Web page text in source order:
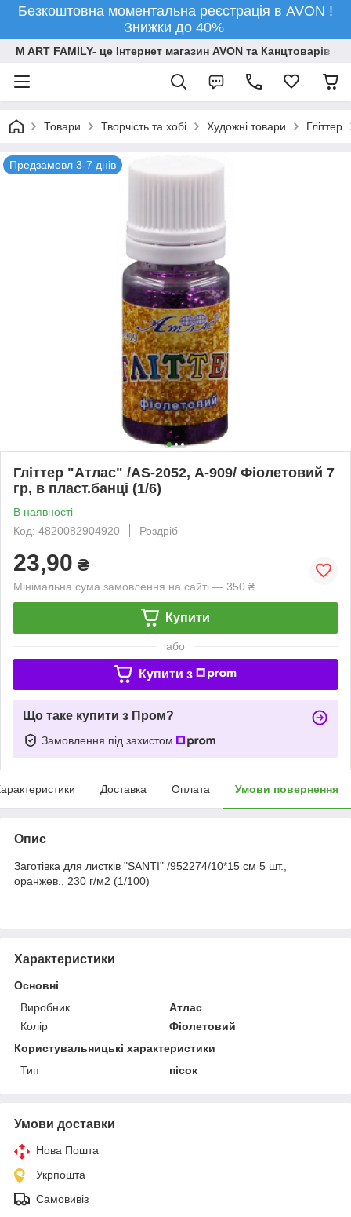
Безкоштовна моментальна реєстрація в AVON !
Знижки до 40%
M ART FAMILY- це Інтернет магазин AVON та Канцтоварів
Товари Творчiсть та хобi Художні товари Гліттер
Предзамовл 3-7 днів
Гліттер "Атлас" /AS-2052, А-909/ Фіолетовий 7
гр, в пласт.банці (1/6)
В наявності
Код: 4820082904920
Роздріб
23,90 ₴
Мінімальна сума замовлення на сайті — 350 ₴
Купити
або
Купити з
Що таке купити з Пром?
Замовлення під захистом
Доставка Оплата Умови повернення
Опис
Заготівка для листків "SANTI" /952274/10*15 см 5 шт.,
оранжев., 230 г/м2 (1/100)
Характеристики
Основні
Виробник
Атлас
Колір
Фіолетовий
Користувальницькі характеристики
Тип
пісок
Умови доставки
Нова Пошта
Укрпошта
Самовивіз